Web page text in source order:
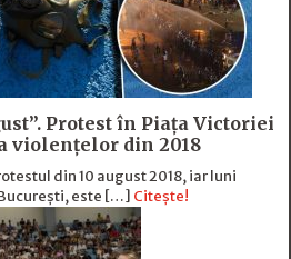
Protest în Piața Victoriei
violențelor din 2018
din 10 august 2018, iar luni
este […] Citește!